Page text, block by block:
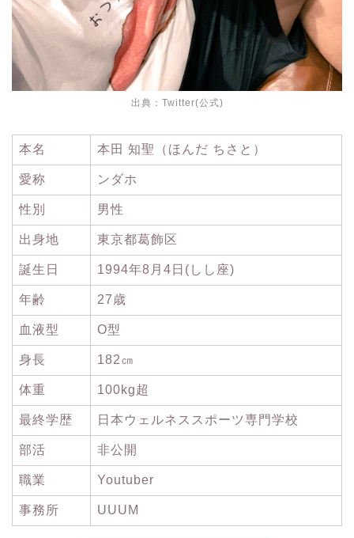
出典： Twitter(公式)
本名 本田 知聖（ほんだ ちさと）
愛称 ンダホ
性別 男性
出身地 東京都葛飾区
誕生日 1994年8月4日(しし座)
年齢 27歳
血液型 O型
身長 182㎝
体重 100kg超
最終学歴 日本ウェルネススポーツ専門学校
部活 非公開
職業 Youtuber
事務所 UUUM